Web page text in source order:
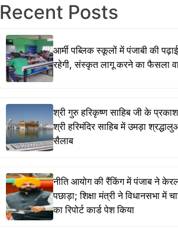
Recent Posts
आर्मी पब्लिक स्कूलों में पंजाबी की
रहेगी, संस्कृत लागू करने का फैसला
श्री गुरु हरिकृष्ण साहिब जी के प्रकाश
श्री हरिमंदिर साहिब में उमड़ा
सैलाब
नीति आयोग की रैंकिंग में पंजाब ने
पछाड़ा; शिक्षा मंत्री ने विधानसभा में
का रिपोर्ट कार्ड पेश किया